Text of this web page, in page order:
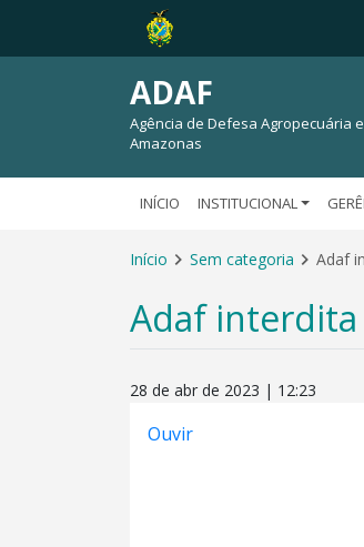
ADAF
Agência de Defesa Agropecuária
Amazonas
INÍCIO INSTITUCIONAL
Início Sem categoria Adaf
Adaf interdita
28 de abr de 2023 | 12:23
Ouvir